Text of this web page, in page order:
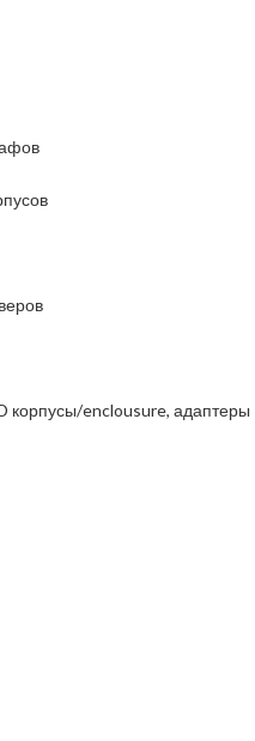
корпусы/enclousure, адаптеры